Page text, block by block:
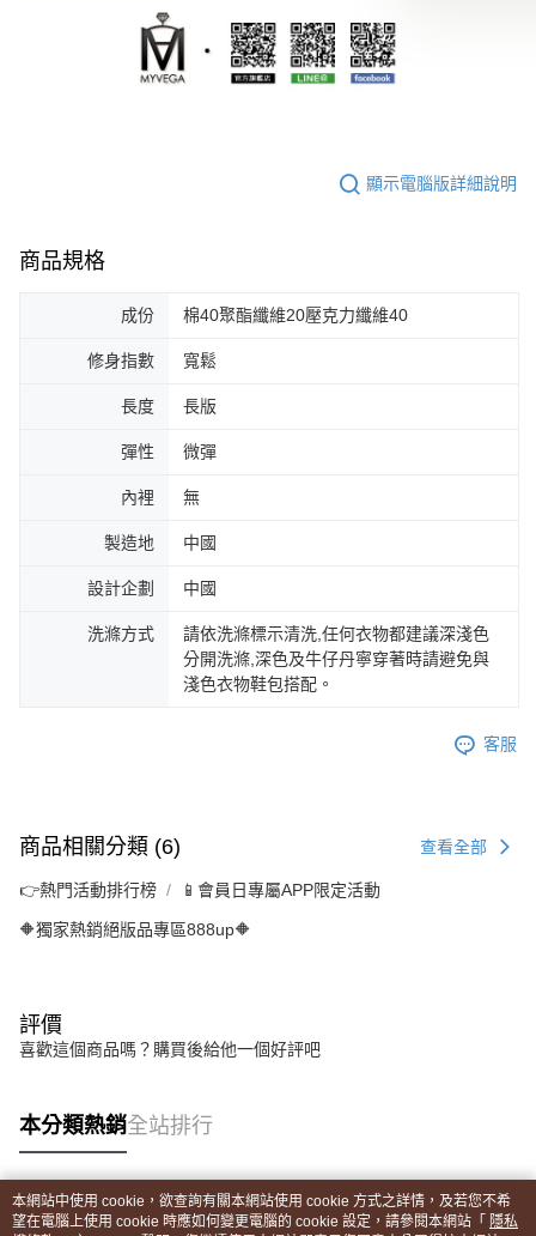
顯示電腦版詳細說明
商品規格
成份 棉40聚酯纖維20壓克力纖維40
修身指數 寬鬆
長度 長版
彈性 微彈
內裡 無
製造地 中國
設計企劃 中國
洗滌方式
請依洗滌標示清洗,任何衣物都建議深淺色
分開洗滌,深色及牛仔丹寧穿著時請避免與
淺色衣物鞋包搭配。
客服
商品相關分類 (6) 查看全部
👉熱門活動排行榜 📱會員日專屬APP限定活動
🔶獨家熱銷絕版品專區888up🔶
評價
喜歡這個商品嗎？購買後給他一個好評吧
本分類熱銷全站排行
熱門標籤
本網站中使用 cookie，欲查詢有關本網站使用 cookie 方式之詳情，及若您不希
望在電腦上使用 cookie 時應如何變更電腦的 cookie 設定，請參閱本網站「 隱私